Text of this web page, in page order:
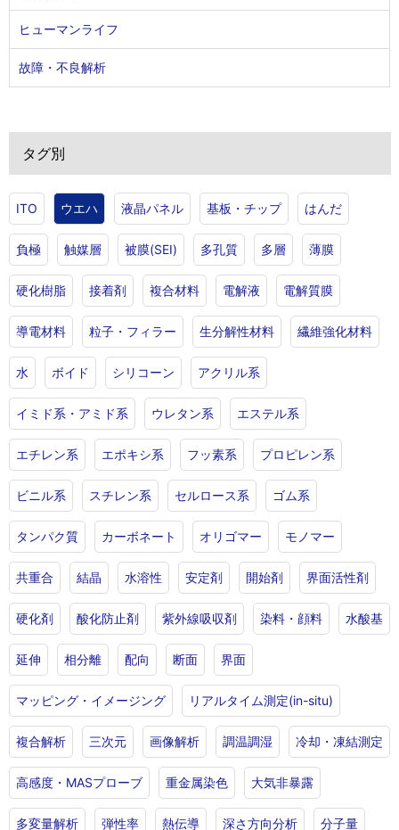
ヒューマンライフ
故障・不良解析
タグ別
ITO ウエハ 液晶パネル 基板・チップ はんだ
負極 触媒層 被膜(SEI) 多孔質 多層 薄膜
硬化樹脂 接着剤 複合材料 電解液 電解質膜
導電材料 粒子・フィラー 生分解性材料 繊維強化材料
水 ボイド シリコーン アクリル系
イミド系・アミド系 ウレタン系 エステル系
エチレン系 エポキシ系 フッ素系 プロピレン系
ビニル系 スチレン系 セルロース系 ゴム系
タンパク質 カーボネート オリゴマー モノマー
共重合 結晶 水溶性 安定剤 開始剤 界面活性剤
硬化剤 酸化防止剤 紫外線吸収剤 染料・顔料 水酸基
延伸 相分離 配向 断面 界面
マッピング・イメージング リアルタイム測定(in-situ)
複合解析 三次元 画像解析 調温調湿 冷却・凍結測定
高感度・MASプローブ 重金属染色 大気非暴露
多変量解析 弾性率 熱伝導 深さ方向分析 分子量